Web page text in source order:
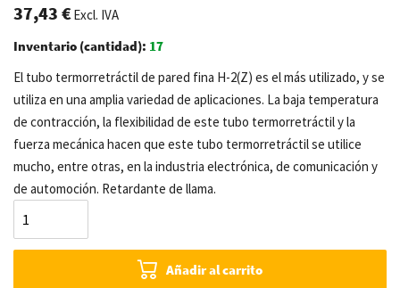
37,43 €Excl. IVA
Inventario (cantidad): 17
El tubo termorretráctil de pared fina H-2(Z) es el más utilizado, y se
utiliza en una amplia variedad de aplicaciones. La baja temperatura
de contracción, la flexibilidad de este tubo termorretráctil y la
fuerza mecánica hacen que este tubo termorretráctil se utilice
mucho, entre otras, en la industria electrónica, de comunicación y
de automoción. Retardante de llama.
Añadir al carrito